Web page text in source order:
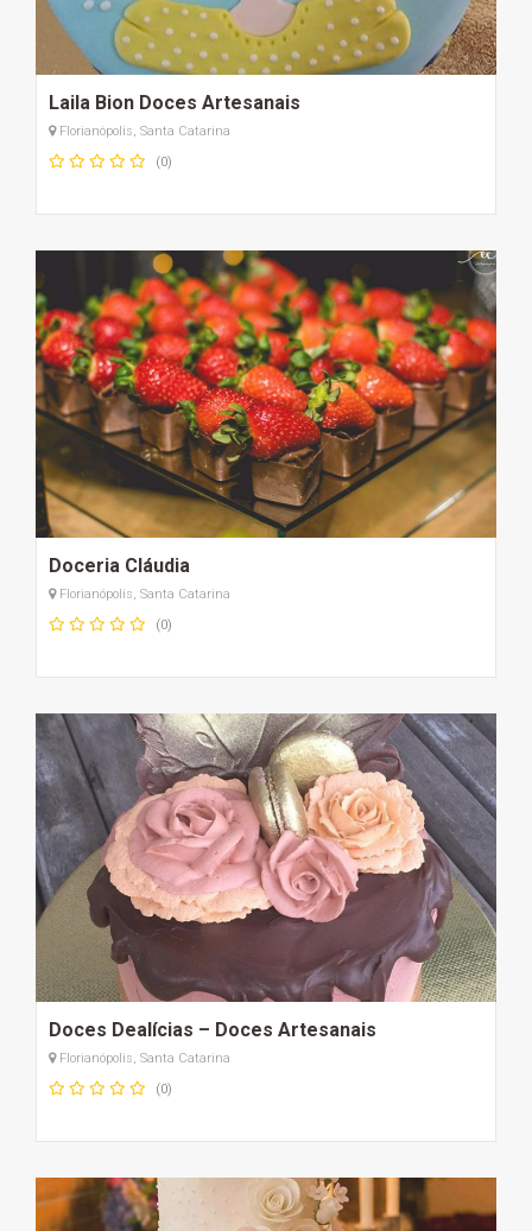
Laila Bion Doces Artesanais
Florianópolis, Santa Catarina
(0)
Doceria Cláudia
Florianópolis, Santa Catarina
(0)
Doces Dealícias – Doces Artesanais
Florianópolis, Santa Catarina
(0)